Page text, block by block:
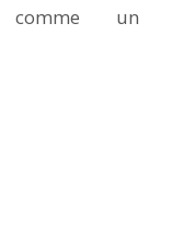
comme un